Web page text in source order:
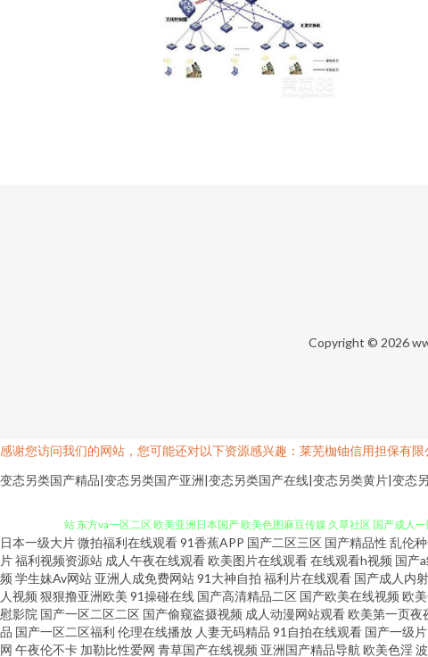
Copyright © 2026
感谢您访问我们的网站，您可能还对以下资源感兴趣：莱芜枷铀信用担保有限
变态另类国产精品|变态另类国产亚洲|变态另类国产在线|变态另类黄片|变
91视频在线网站观看 久久草视频福利 日韩伦理在线视频 青娱乐大香蕉99热
站 东方va一区二区 欧美亚洲日本国产 欧美色图麻豆传媒 久草社区 国产成人
爽 欧美啊V 后入91 国产成人自拍一区 超碰毛爽操 91网站网页版 91在国线
日本一级大片微拍福利在线观看91香蕉APP 国产二区三区 国产精品性 乱伦
片福利视频资源站 成人午夜在线观看欧美图片在线观看在线观看h视频 国产
频 学生妹Av网站 亚洲人成免费网站91大神自拍 福利片在线观看 国产成人内
人视频 狠狠撸亚洲欧美 91操碰在线 国产高清精品二区 国产欧美在线视频 欧
慰影院 国产一区二区二区 国产偷窥盗摄视频 成人动漫网站观看欧美第一页夜
品 国产一区二区福利 伦理在线播放 人妻无码精品 91自拍在线观看 国产一级
网 午夜伦不卡 加勒比性爱网 青草国产在线视频 亚洲国产精品导航 欧美色淫